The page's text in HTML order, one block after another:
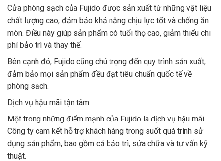
Cửa phòng sạch của Fujido được sản xuất từ những vật liệu
chất lượng cao, đảm bảo khả năng chịu lực tốt và chống ăn
mòn. Điều này giúp sản phẩm có tuổi thọ cao, giảm thiểu chi
phí bảo trì và thay thế.
Bên cạnh đó, Fujido cũng chú trọng đến quy trình sản xuất,
đảm bảo mọi sản phẩm đều đạt tiêu chuẩn quốc tế về
phòng sạch.
Dịch vụ hậu mãi tận tâm
Một trong những điểm mạnh của Fujido là dịch vụ hậu mãi.
Công ty cam kết hỗ trợ khách hàng trong suốt quá trình sử
dụng sản phẩm, bao gồm cả bảo trì, sửa chữa và tư vấn kỹ
thuật.